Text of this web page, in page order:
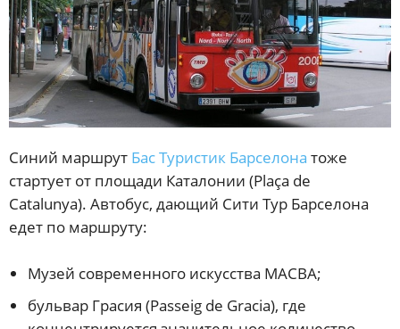
Синий маршрут Бас Туристик Барселона тоже
стартует от площади Каталонии (Plaça de
Catalunya). Автобус, дающий Сити Тур Барселона
едет по маршруту:
Музей современного искусства MACBA;
бульвар Грасия (Passeig de Gracia), где